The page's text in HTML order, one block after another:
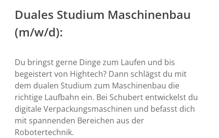
Duales Studium Maschinenbau
(m/w/d):
Du bringst gerne Dinge zum Laufen und bis
begeistert von Hightech? Dann schlägst du mit
dem dualen Studium zum Maschinenbau die
richtige Laufbahn ein. Bei Schubert entwickelst du
digitale Verpackungsmaschinen und befasst dich
mit spannenden Bereichen aus der
Robotertechnik.